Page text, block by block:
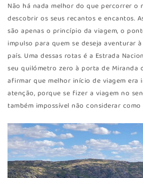
Não há nada melhor do que percorrer o
descobrir os seus recantos e encantos.
são apenas o princípio da viagem, o
impulso para quem se deseja aventurar
país. Uma dessas rotas é a Estrada
seu quilómetro zero à porta de Miranda
afirmar que melhor início de viagem era
atenção, porque se fizer a viagem no
também impossível não considerar